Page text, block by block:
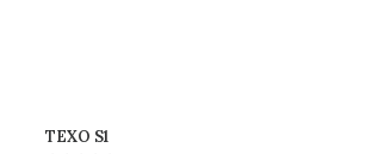
TEXO S1